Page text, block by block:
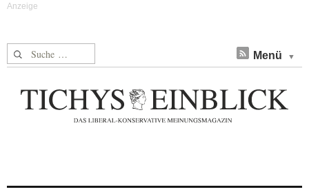
Suche nach: Menü